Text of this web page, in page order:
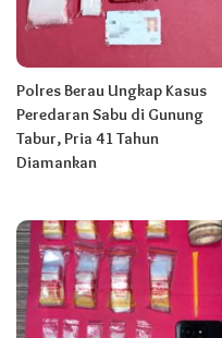
Polres Berau Ungkap Kasus
Peredaran Sabu di Gunung
Tabur, Pria 41 Tahun
Diamankan